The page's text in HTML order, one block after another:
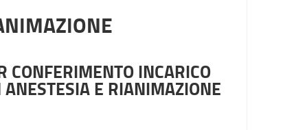
CONFERIMENTO INCARICO
E RIANIMAZIONE